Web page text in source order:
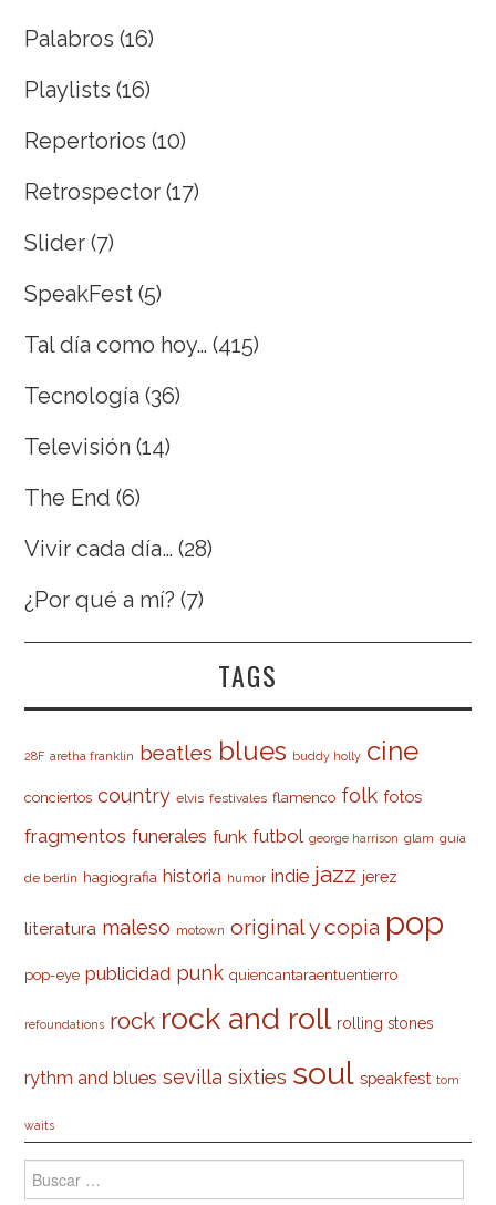
Palabros (16)
Playlists (16)
Repertorios (10)
Retrospector (17)
Slider (7)
SpeakFest (5)
Tal día como hoy… (415)
Tecnología (36)
Televisión (14)
The End (6)
Vivir cada día… (28)
¿Por qué a mí? (7)
TAGS
28F aretha franklin beatles blues buddy holly cine
conciertos country elvis festivales flamenco folk fotos
fragmentos funerales funk futbol george harrison glam guía
de berlín hagiografia historia humor indie jazz jerez
literatura maleso motown original y copia pop
pop-eye publicidad punk quiencantaraentuentierro
refoundations rock rock and roll rolling stones
rythm and blues sevilla sixties soul speakfest tom
waits
Buscar: